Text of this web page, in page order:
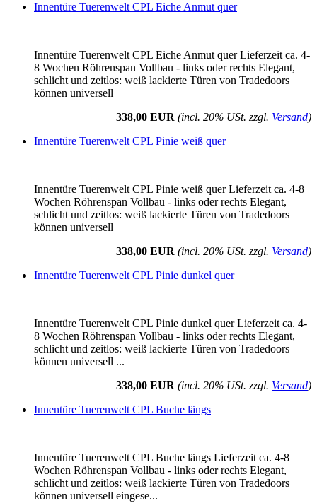
Innentüre Tuerenwelt CPL Eiche Anmut quer
Innentüre Tuerenwelt CPL Eiche Anmut quer Lieferzeit ca. 4-
8 Wochen Röhrenspan Vollbau - links oder rechts Elegant,
schlicht und zeitlos: weiß lackierte Türen von Tradedoors
können universell
338,00 EUR (incl. 20% USt. zzgl. Versand)
Innentüre Tuerenwelt CPL Pinie weiß quer
Innentüre Tuerenwelt CPL Pinie weiß quer Lieferzeit ca. 4-8
Wochen Röhrenspan Vollbau - links oder rechts Elegant,
schlicht und zeitlos: weiß lackierte Türen von Tradedoors
können universell
338,00 EUR (incl. 20% USt. zzgl. Versand)
Innentüre Tuerenwelt CPL Pinie dunkel quer
Innentüre Tuerenwelt CPL Pinie dunkel quer Lieferzeit ca. 4-
8 Wochen Röhrenspan Vollbau - links oder rechts Elegant,
schlicht und zeitlos: weiß lackierte Türen von Tradedoors
können universell ...
338,00 EUR (incl. 20% USt. zzgl. Versand)
Innentüre Tuerenwelt CPL Buche längs
Innentüre Tuerenwelt CPL Buche längs Lieferzeit ca. 4-8
Wochen Röhrenspan Vollbau - links oder rechts Elegant,
schlicht und zeitlos: weiß lackierte Türen von Tradedoors
können universell eingese...